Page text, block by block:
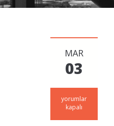
MAR
03
Vergi
Mevzuatı
yorumlar
kapalı